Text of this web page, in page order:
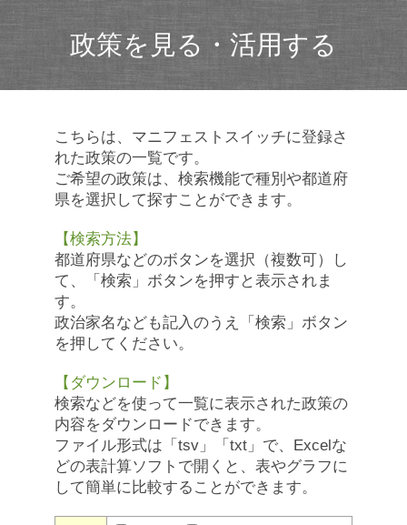
政策を見る・活用する
こちらは、マニフェストスイッチに登録さ
れた政策の一覧です。
ご希望の政策は、検索機能で種別や都道府
県を選択して探すことができます。
【検索方法】
都道府県などのボタンを選択（複数可）し
て、「検索」ボタンを押すと表示されま
す。
政治家名なども記入のうえ「検索」ボタン
を押してください。
【ダウンロード】
検索などを使って一覧に表示された政策の
内容をダウンロードできます。
ファイル形式は「tsv」「txt」で、Excelな
どの表計算ソフトで開くと、表やグラフに
して簡単に比較することができます。